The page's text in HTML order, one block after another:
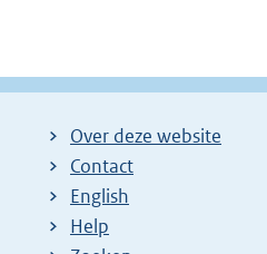
Over deze website
Contact
English
Help